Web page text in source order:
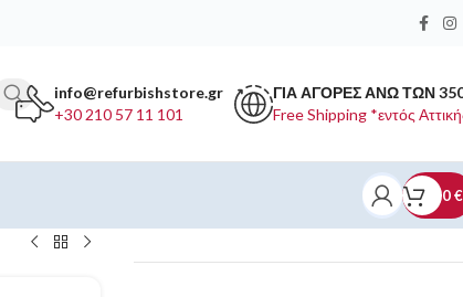
info@refurbishstore.gr
+30 210 57 11 101
ΓΙΑ ΑΓΟΡΕΣ ΑΝΩ ΤΩΝ
Free Shipping *εντός
0€